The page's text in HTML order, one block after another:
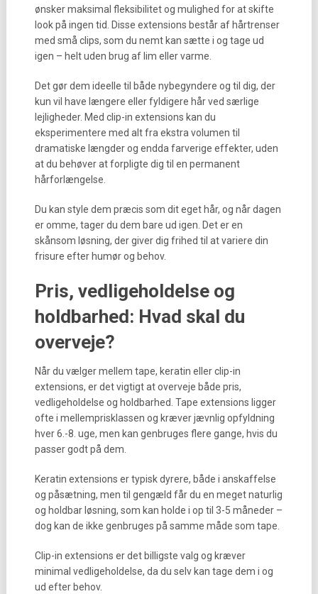
ønsker maksimal fleksibilitet og mulighed for at skifte
look på ingen tid. Disse extensions består af hårtrenser
med små clips, som du nemt kan sætte i og tage ud
igen – helt uden brug af lim eller varme.
Det gør dem ideelle til både nybegyndere og til dig, der
kun vil have længere eller fyldigere hår ved særlige
lejligheder. Med clip-in extensions kan du
eksperimentere med alt fra ekstra volumen til
dramatiske længder og endda farverige effekter, uden
at du behøver at forpligte dig til en permanent
hårforlængelse.
Du kan style dem præcis som dit eget hår, og når dagen
er omme, tager du dem bare ud igen. Det er en
skånsom løsning, der giver dig frihed til at variere din
frisure efter humør og behov.
Pris, vedligeholdelse og
holdbarhed: Hvad skal du
overveje?
Når du vælger mellem tape, keratin eller clip-in
extensions, er det vigtigt at overveje både pris,
vedligeholdelse og holdbarhed. Tape extensions ligger
ofte i mellemprisklassen og kræver jævnlig opfyldning
hver 6.-8. uge, men kan genbruges flere gange, hvis du
passer godt på dem.
Keratin extensions er typisk dyrere, både i anskaffelse
og påsætning, men til gengæld får du en meget naturlig
og holdbar løsning, som kan holde i op til 3-5 måneder –
dog kan de ikke genbruges på samme måde som tape.
Clip-in extensions er det billigste valg og kræver
minimal vedligeholdelse, da du selv kan tage dem i og
ud efter behov.